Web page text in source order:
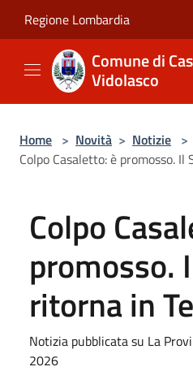
Regione Lombardia
Comune di
Vidolasco
Home > Novità > Notizie >
Colpo Casaletto: è promosso.
Colpo
promosso.
ritorna in
Notizia pubblicata su La
2026